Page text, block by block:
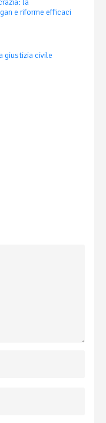
la
e riforme efficaci
giustizia civile